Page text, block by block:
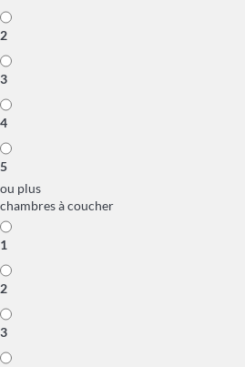
2
3
4
5
ou plus
chambres à coucher
1
2
3